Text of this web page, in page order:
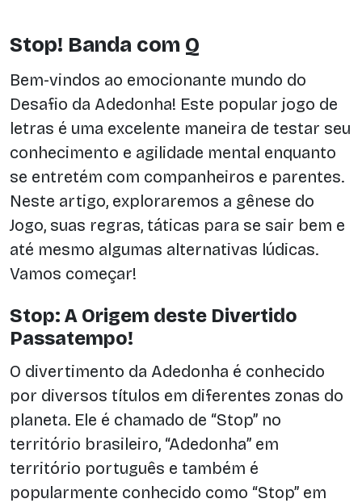
Stop! Banda com Q
Bem-vindos ao emocionante mundo do
Desafio da Adedonha! Este popular jogo de
letras é uma excelente maneira de testar seu
conhecimento e agilidade mental enquanto
se entretém com companheiros e parentes.
Neste artigo, exploraremos a gênese do
Jogo, suas regras, táticas para se sair bem e
até mesmo algumas alternativas lúdicas.
Vamos começar!
Stop: A Origem deste Divertido
Passatempo!
O divertimento da Adedonha é conhecido
por diversos títulos em diferentes zonas do
planeta. Ele é chamado de “Stop” no
território brasileiro, “Adedonha” em
território português e também é
popularmente conhecido como “Stop” em